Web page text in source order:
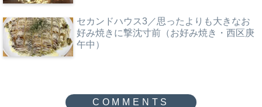
セカンドハウス3／思ったよりも大きなお
好み焼きに撃沈寸前（お好み焼き・西区庚
午中）